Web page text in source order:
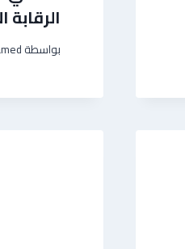
الرقابة
بواسطة